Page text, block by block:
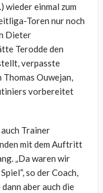
wieder einmal zum
Toren nur noch
Dieter
Terodde den
verpasste
Ouwejan,
vorbereitet
Trainer
mit dem Auftritt
„Da waren wir
so der Coach,
aber auch die